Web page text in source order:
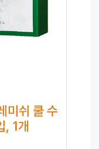
미쉬 쿨 수
, 1개